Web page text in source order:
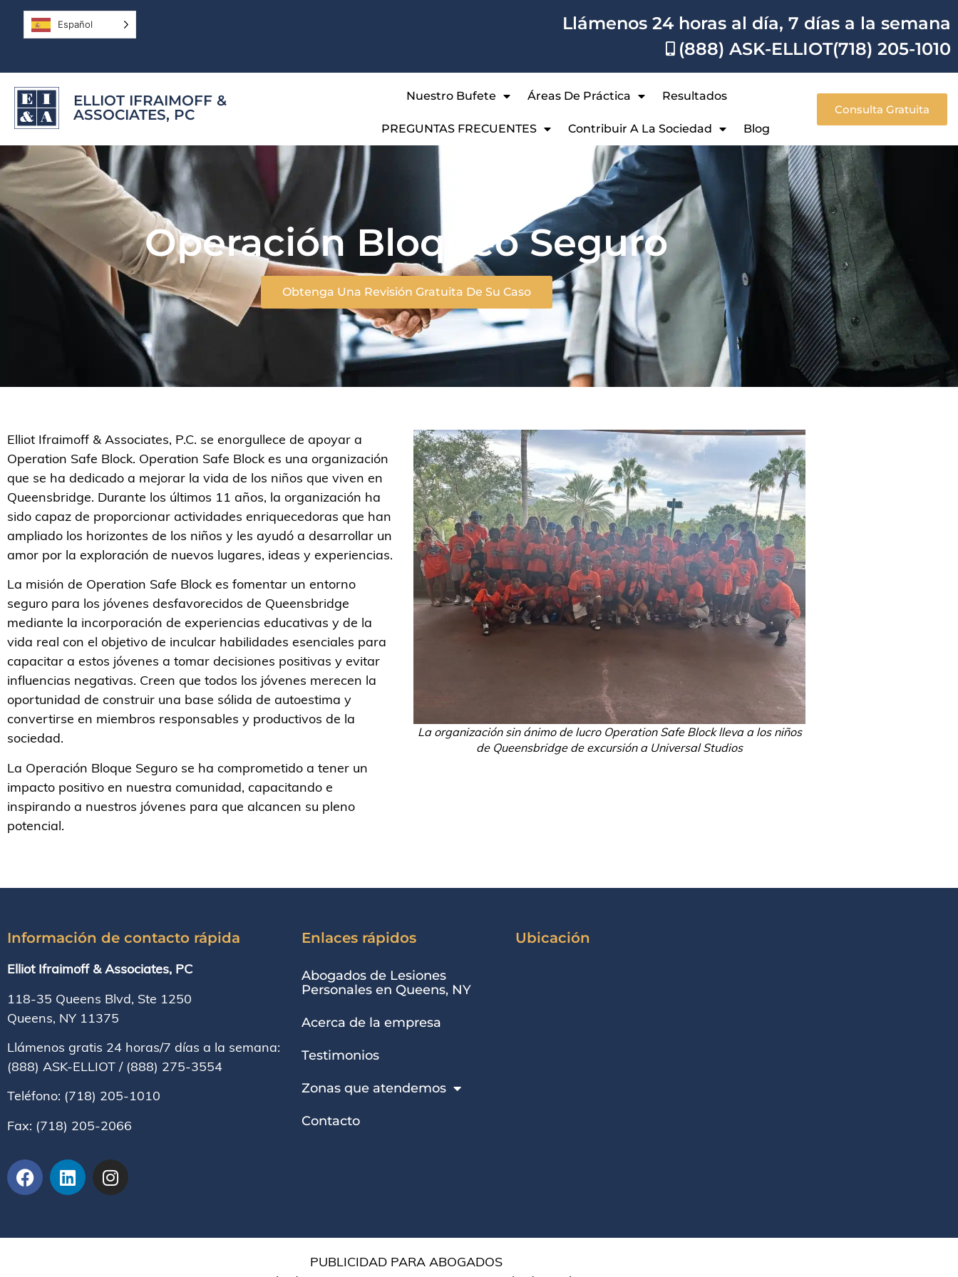
Español
Llámenos 24 horas al día, 7 días a la semana
(888) ASK-ELLIOT(718) 205-1010
ELLIOT IFRAIMOFF &
ASSOCIATES, PC
Nuestro Bufete Áreas De Práctica Resultados
PREGUNTAS FRECUENTES Contribuir A La Sociedad Blog
Consulta Gratuita
Operación Bloqueo Seguro
Obtenga Una Revisión Gratuita De Su Caso
Elliot Ifraimoff & Associates, P.C. se enorgullece de apoyar a
Operation Safe Block. Operation Safe Block es una organización
que se ha dedicado a mejorar la vida de los niños que viven en
Queensbridge. Durante los últimos 11 años, la organización ha
sido capaz de proporcionar actividades enriquecedoras que han
ampliado los horizontes de los niños y les ayudó a desarrollar un
amor por la exploración de nuevos lugares, ideas y experiencias.
La misión de Operation Safe Block es fomentar un entorno
seguro para los jóvenes desfavorecidos de Queensbridge
mediante la incorporación de experiencias educativas y de la
vida real con el objetivo de inculcar habilidades esenciales para
capacitar a estos jóvenes a tomar decisiones positivas y evitar
influencias negativas. Creen que todos los jóvenes merecen la
oportunidad de construir una base sólida de autoestima y
convertirse en miembros responsables y productivos de la
sociedad.
La Operación Bloque Seguro se ha comprometido a tener un
impacto positivo en nuestra comunidad, capacitando e
inspirando a nuestros jóvenes para que alcancen su pleno
potencial.
La organización sin ánimo de lucro Operation Safe Block lleva a los niños
de Queensbridge de excursión a Universal Studios
Información de contacto rápida
Elliot Ifraimoff & Associates, PC
118-35 Queens Blvd, Ste 1250
Queens, NY 11375
Llámenos gratis 24 horas/7 días a la semana:
(888) ASK-ELLIOT / (888) 275-3554
Teléfono: (718) 205-1010
Fax: (718) 205-2066
Enlaces rápidos
Abogados de Lesiones
Personales en Queens, NY
Acerca de la empresa
Testimonios
Zonas que atendemos
Contacto
Ubicación
PUBLICIDAD PARA ABOGADOS